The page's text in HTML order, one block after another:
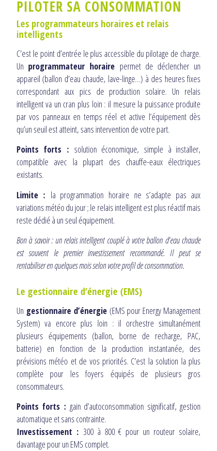
PILOTER SA CONSOMMATION
Les programmateurs horaires et relais
intelligents
C’est le point d’entrée le plus accessible du pilotage de charge.
Un programmateur horaire permet de déclencher un
appareil (ballon d’eau chaude, lave-linge…) à des heures fixes
correspondant aux pics de production solaire. Un relais
intelligent va un cran plus loin : il mesure la puissance produite
par vos panneaux en temps réel et active l’équipement dès
qu’un seuil est atteint, sans intervention de votre part.
Points forts : solution économique, simple à installer,
compatible avec la plupart des chauffe-eaux électriques
existants.
Limite : la programmation horaire ne s’adapte pas aux
variations météo du jour ; le relais intelligent est plus réactif mais
reste dédié à un seul équipement.
Bon à savoir : un relais intelligent couplé à votre ballon d’eau chaude
est souvent le premier investissement recommandé. Il peut se
rentabiliser en quelques mois selon votre profil de consommation.
Le gestionnaire d’énergie (EMS)
Un gestionnaire d’énergie (EMS pour Energy Management
System) va encore plus loin : il orchestre simultanément
plusieurs équipements (ballon, borne de recharge, PAC,
batterie) en fonction de la production instantanée, des
prévisions météo et de vos priorités. C’est la solution la plus
complète pour les foyers équipés de plusieurs gros
consommateurs.
Points forts : gain d’autoconsommation significatif, gestion
automatique et sans contrainte.
Investissement : 300 à 800 € pour un routeur solaire,
davantage pour un EMS complet.